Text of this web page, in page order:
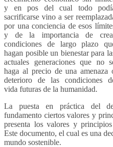
y en pos del cual todo
sacrificarse vino a ser
por una conciencia de esos
y de la importancia de
condiciones de largo plazo
hagan posible un bienestar para
actuales generaciones que no
haga al precio de una amenaza
deterioro de las condiciones
vida futuras de la humanidad.
La puesta en práctica del
fundamento ciertos valores y
presenta los valores y
Este documento, el cual es una
mundo sostenible.